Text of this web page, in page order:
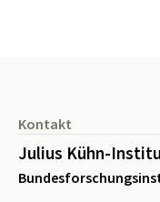
Kontakt
Julius Kühn-